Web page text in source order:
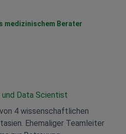
medizinischem Berater
und Data Scientist
4 wissenschaftlichen
Ehemaliger Teamleiter